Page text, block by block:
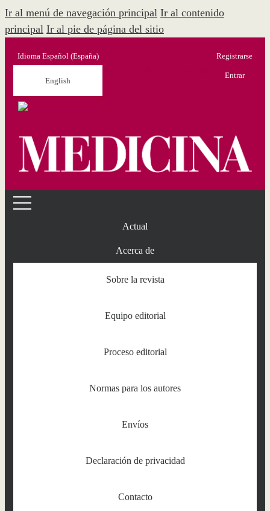
Ir al menú de navegación principal Ir al contenido
principal Ir al pie de página del sitio
Idioma Español (España)
English
Registrarse
Entrar
Actual
Acerca de
Sobre la revista
Equipo editorial
Proceso editorial
Normas para los autores
Envíos
Declaración de privacidad
Contacto